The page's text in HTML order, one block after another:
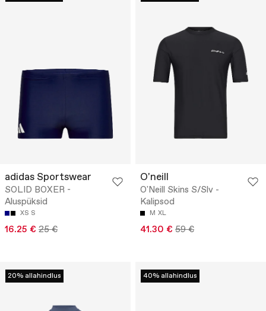
adidas Sportswear
SOLID BOXER -
Aluspüksid
XS S
16.25 € 25 €
O'neill
O'Neill Skins S/Slv -
Kalipsod
M XL
41.30 € 59 €
20% allahindlus 40% allahindlus